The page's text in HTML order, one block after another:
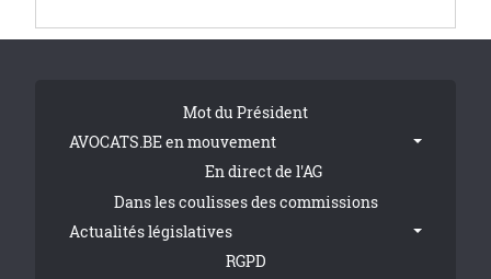
Tribune FooterMot du Président
AVOCATS.BE en mouvement
En direct de l'AG
Dans les coulisses des commissions
Actualités législatives
RGPD